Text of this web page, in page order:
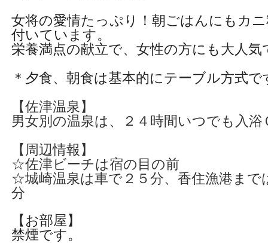
女将の愛情たっぷり！朝ごはんにもカ
付いています。
栄養満点の献立で、女性の方にも大人気
＊夕食、朝食は基本的にテーブル方式で
【佐津温泉】
男女別の温泉は、２４時間いつでも入浴
【周辺情報】
☆佐津ビーチは宿の目の前
☆城崎温泉は車で２５分、香住漁港まで
分
【お部屋】
​禁煙です。